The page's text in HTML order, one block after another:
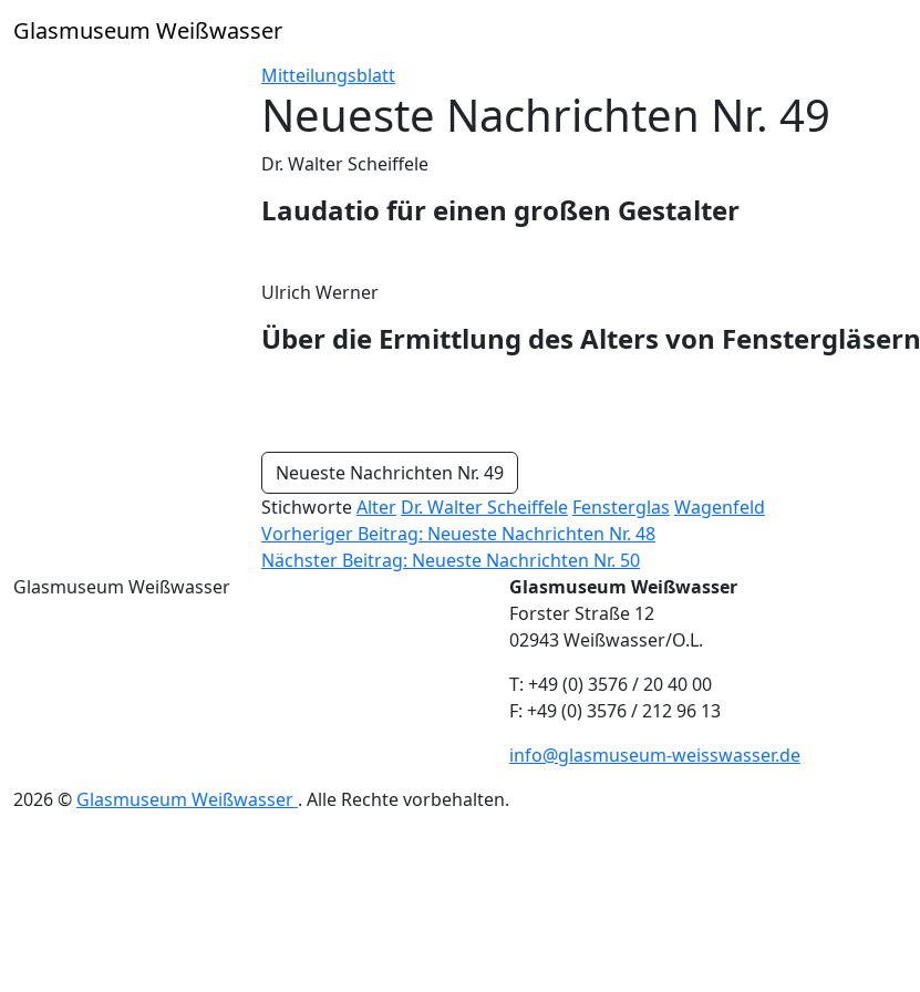
toGlasmuseum Weißwasser
Mitteilungsblatt
Neueste Nachrichten Nr. 49
Dr. Walter Scheiffele
Laudatio für einen großen Gestalter
Ulrich Werner
Über die Ermittlung des Alters von Fenstergläsern
Neueste Nachrichten Nr. 49
StichworteAlter Dr. Walter Scheiffele Fensterglas Wagenfeld
Beitragsnavigation
Vorheriger Beitrag: Neueste Nachrichten Nr. 48
Nächster Beitrag: Neueste Nachrichten Nr. 50
Glasmuseum Weißwasser
Glasmuseum Weißwasser
Forster Straße 12
02943 Weißwasser/O.L.
T: +49 (0) 3576 / 20 40 00
F: +49 (0) 3576 / 212 96 13
info@glasmuseum-weisswasser.de
2026© Glasmuseum Weißwasser . Alle Rechte vorbehalten.